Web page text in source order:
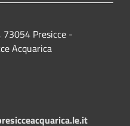
73054 Presicce -
Acquarica